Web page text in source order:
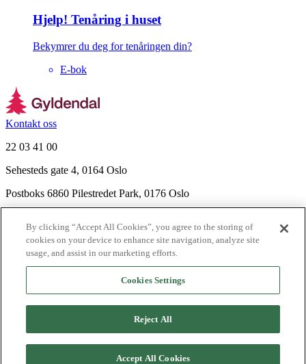
Hjelp! Tenåring i huset
Bekymrer du deg for tenåringen din?
E-bok
Kontakt oss
22 03 41 00
Sehesteds gate 4, 0164 Oslo
Postboks 6860 Pilestredet Park, 0176 Oslo
Nyhetsbrev
Ledige stillinger
Send inn manus
Agency
By clicking “Accept All Cookies”, you agree to the storing of
cookies on your device to enhance site navigation, analyze site
usage, and assist in our marketing efforts.
Cookies Settings
Reject All
Accept All Cookies